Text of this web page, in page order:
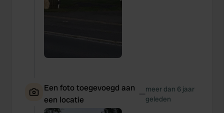
Een foto toegevoegd aan
een locatie
—meer dan 6 jaar
geleden